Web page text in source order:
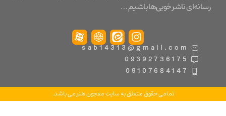
ناشر خوبی‌ها باشیم …
sab14313@gmail.com
09392736175
09107684147
تمامی حقوق متعلق به سایت معجون هنر می باشد.